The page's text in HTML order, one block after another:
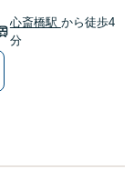
社の顧問経験あ
心斎橋駅 から徒歩4
分